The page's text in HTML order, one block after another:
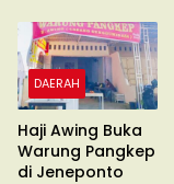
Bajeng Barat
DAERAH
Haji Awing Buka
Warung Pangkep
di Jeneponto